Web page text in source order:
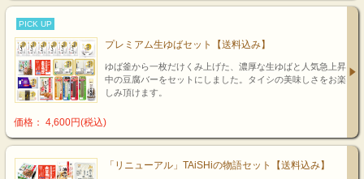
PICK UP
プレミアム生ゆばセット【送料込み】
ゆば釜から一枚だけくみ上げた、濃厚な生ゆばと人気急上昇
中の豆腐バーをセットにしました。タイシの美味しさをお楽
しみ頂けます。
価格： 4,600円(税込)
「リニューアル」TAiSHiの物語セット【送料込み】